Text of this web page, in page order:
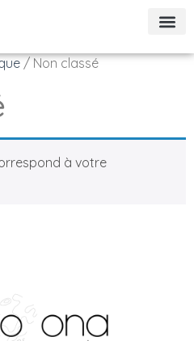
/ Non classé
à votre